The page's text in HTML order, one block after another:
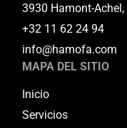
3930 Hamont-Achel,
+32 11 62 24 94
info@hamofa.com
MAPA DEL SITIO
Inicio
Servicios